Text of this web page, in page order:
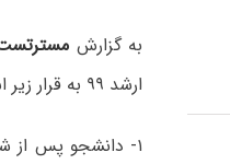
به گزارش
ارشد ۹۹ به قرار زیر است:
۱- دانشجو پس از